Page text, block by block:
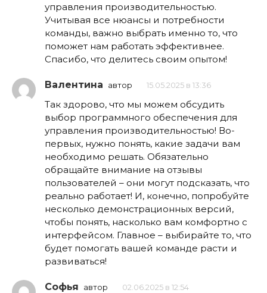
управления производительностью.
Учитывая все нюансы и потребности
команды, важно выбрать именно то, что
поможет нам работать эффективнее.
Спасибо, что делитесь своим опытом!
Валентина автор 15.05.2025 в 13:36
Так здорово, что мы можем обсудить
выбор программного обеспечения для
управления производительностью! Во-
первых, нужно понять, какие задачи вам
необходимо решать. Обязательно
обращайте внимание на отзывы
пользователей – они могут подсказать, что
реально работает! И, конечно, попробуйте
несколько демонстрационных версий,
чтобы понять, насколько вам комфортно с
интерфейсом. Главное – выбирайте то, что
будет помогать вашей команде расти и
развиваться!
Софья автор 02.06.2025 в 12:54